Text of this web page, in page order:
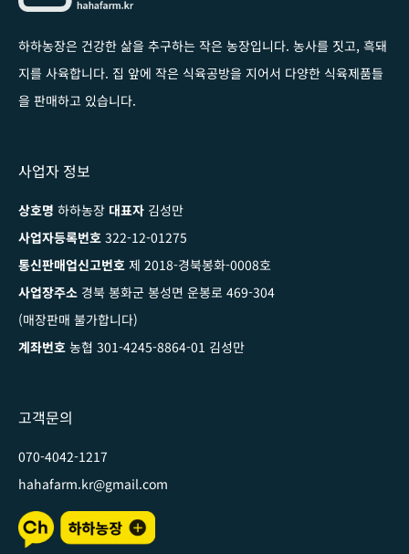
하하농장은 건강한 삶을 추구하는 작은 농장입니다. 농사를 짓고, 흑돼
지를 사육합니다. 집 앞에 작은 식육공방을 지어서 다양한 식육제품들
을 판매하고 있습니다.
사업자 정보
상호명 하하농장 대표자 김성만
사업자등록번호 322-12-01275
통신판매업신고번호 제 2018-경북봉화-0008호
사업장주소 경북 봉화군 봉성면 운봉로 469-304
(매장판매 불가합니다)
계좌번호 농협 301-4245-8864-01 김성만
고객문의
070-4042-1217
hahafarm.kr@gmail.com